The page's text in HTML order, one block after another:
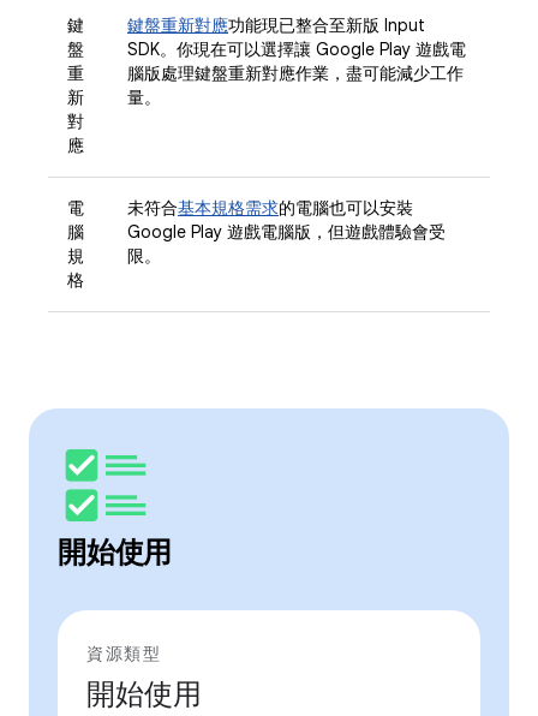
鍵
盤
重
新
對
應
鍵盤重新對應功能現已整合至新版 Input
SDK。你現在可以選擇讓 Google Play 遊戲電
腦版處理鍵盤重新對應作業，盡可能減少工作
量。
電
腦
規
格
未符合基本規格需求的電腦也可以安裝
Google Play 遊戲電腦版，但遊戲體驗會受
限。
開始使用
資源類型
開始使用